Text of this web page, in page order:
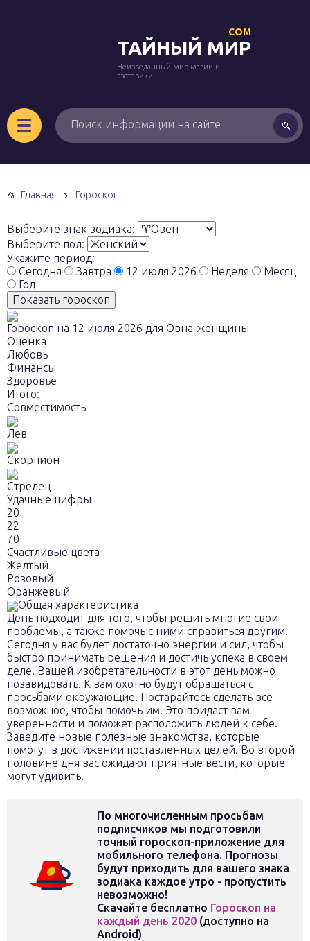
ТАЙНЫЙ МИР
COM
Неизведанный мир магии и
эзотерики
Главная Гороскоп
Выберите знак зодиака:
Выберите пол:
Укажите период:
Сегодня
Завтра 12 июля 2026 Неделя
Месяц
Год
Показать гороскоп
Гороскоп на 12 июля 2026 для Овна-женщины
Оценка
Любовь
Финансы
Здоровье
Итого:
Совместимость
Лев
Скорпион
Стрелец
Удачные цифры
20
22
70
Счастливые цвета
Желтый
Розовый
Оранжевый
Общая характеристика
День подходит для того, чтобы решить многие свои
проблемы, а также помочь с ними справиться другим.
Сегодня у вас будет достаточно энергии и сил, чтобы
быстро принимать решения и достичь успеха в своем
деле. Вашей изобретательности в этот день можно
позавидовать. К вам охотно будут обращаться с
просьбами окружающие. Постарайтесь сделать все
возможное, чтобы помочь им. Это придаст вам
уверенности и поможет расположить людей к себе.
Заведите новые полезные знакомства, которые
помогут в достижении поставленных целей. Во второй
половине дня вас ожидают приятные вести, которые
могут удивить.
По многочисленным просьбам
подписчиков мы подготовили
точный гороскоп-приложение для
мобильного телефона. Прогнозы
будут приходить для вашего знака
зодиака каждое утро - пропустить
невозможно!
Скачайте бесплатно Гороскоп на
каждый день 2020 (доступно на
Android)